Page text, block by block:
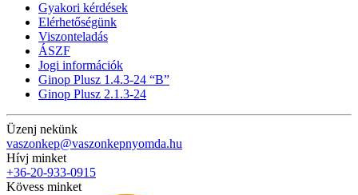
Gyakori kérdések
Elérhetőségünk
Viszonteladás
ÁSZF
Jogi információk
Ginop Plusz 1.4.3-24 “B”
Ginop Plusz 2.1.3-24
Üzenj nekünk
vaszonkep@vaszonkepnyomda.hu
Hívj minket
+36-20-933-0915
Kövess minket